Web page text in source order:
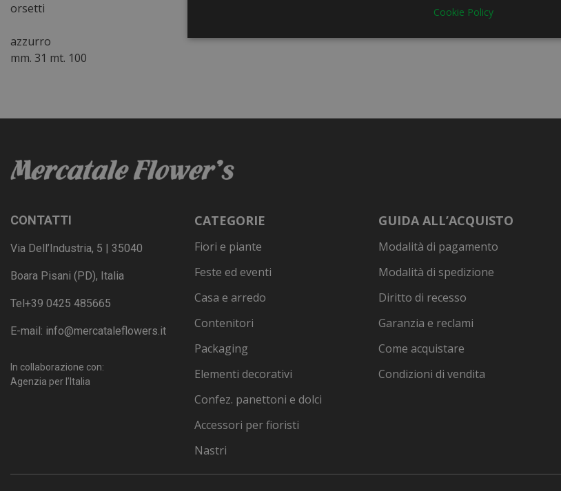
orsetti
azzurro
mm. 31 mt. 100
CONTATTI
Via Dell’Industria, 5 | 35040
Boara Pisani (PD), Italia
Tel+39 0425 485665
E-mail: info@mercataleflowers.it
In collaborazione con:
Agenzia per l’Italia
CATEGORIE
Fiori e piante
Feste ed eventi
Casa e arredo
Contenitori
Packaging
Elementi decorativi
Confez. panettoni e dolci
Accessori per fioristi
Nastri
GUIDA ALL’ACQUISTO
Modalità di pagamento
Modalità di spedizione
Diritto di recesso
Garanzia e reclami
Come acquistare
Condizioni di vendita
Cookie Policy